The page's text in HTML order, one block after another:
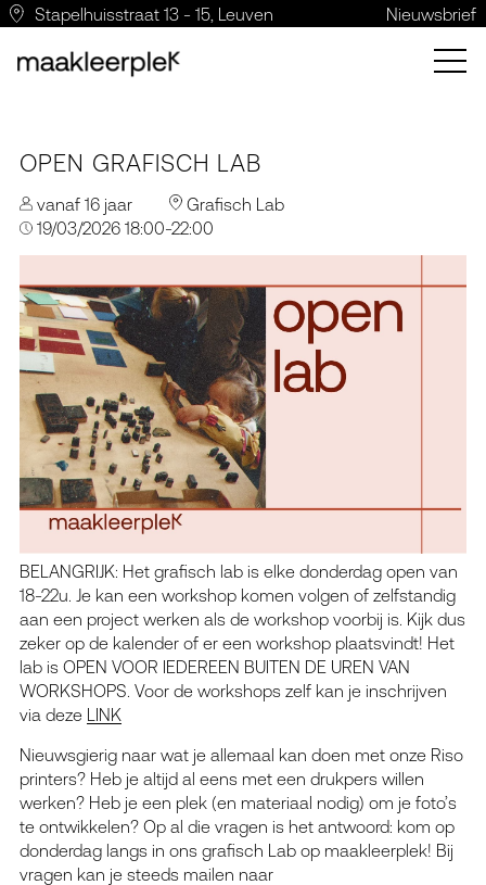
Stapelhuisstraat 13 - 15, Leuven Nieuwsbrief
OPEN GRAFISCH LAB
vanaf 16 jaar
Grafisch Lab
19/03/2026 18:00-22:00
BELANGRIJK: Het grafisch lab is elke donderdag open van
18-22u. Je kan een workshop komen volgen of zelfstandig
aan een project werken als de workshop voorbij is. Kijk dus
zeker op de kalender of er een workshop plaatsvindt! Het
lab is OPEN VOOR IEDEREEN BUITEN DE UREN VAN
WORKSHOPS. Voor de workshops zelf kan je inschrijven
via deze LINK
Nieuwsgierig naar wat je allemaal kan doen met onze Riso
printers? Heb je altijd al eens met een drukpers willen
werken? Heb je een plek (en materiaal nodig) om je foto’s
te ontwikkelen? Op al die vragen is het antwoord: kom op
donderdag langs in ons grafisch Lab op maakleerplek! Bij
vragen kan je steeds mailen naar